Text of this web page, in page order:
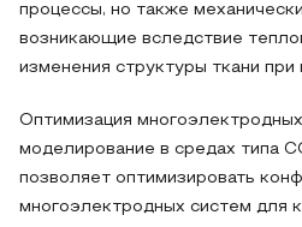
процессы, но также
возникающие вследствие
изменения структуры ткани при
Оптимизация
моделирование в средах типа
позволяет оптимизировать
многоэлектродных систем для